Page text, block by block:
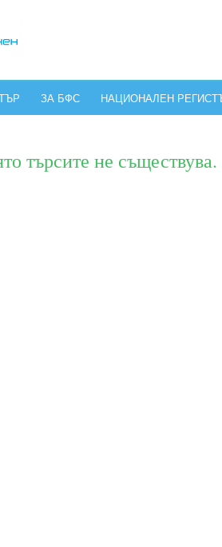
ЗА БФС НАЦИОНАЛЕН
търсите не съществува.